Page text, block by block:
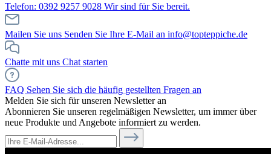
Telefon: 0392 9257 9028 Wir sind für Sie bereit.
Mailen Sie uns Senden Sie Ihre E-Mail an info@topteppiche.de
Chatte mit uns Chat starten
FAQ Sehen Sie sich die häufig gestellten Fragen an
Melden Sie sich für unseren Newsletter an
Abonnieren Sie unseren regelmäßigen Newsletter, um immer über
neue Produkte und Angebote informiert zu werden.